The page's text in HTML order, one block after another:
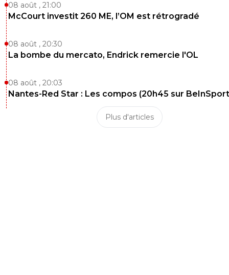
08 août , 21:00
McCourt investit 260 ME, l’OM est rétrogradé
08 août , 20:30
La bombe du mercato, Endrick remercie l'OL
08 août , 20:03
Nantes-Red Star : Les compos (20h45 sur
Plus d'articles